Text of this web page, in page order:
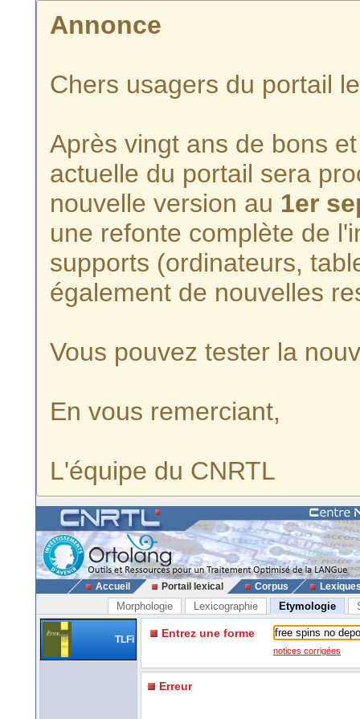
Annonce
Chers usagers du portail
Après vingt ans de bons
actuelle du portail sera
nouvelle version au 1er
une refonte complète de
supports (ordinateurs,
également de nouvelles
Vous pouvez tester la
En vous remerciant,
L'équipe du CNRTL
Accueil Portail lexical Corpus
Morphologie Lexicographie Etymologie
TLFi Entrez une forme
notices corrigées
Erreur